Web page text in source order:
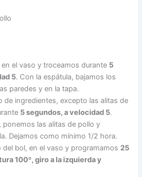
el vaso y troceamos durante 5
5. Con la espátula, bajamos los
paredes y en la tapa.
de ingredientes, excepto las alitas de
5 segundos, a velocidad 5.
las alitas de pollo y
Dejamos como mínimo 1/2 hora.
bol, en el vaso y programamos 25
100º, giro a la izquierda y